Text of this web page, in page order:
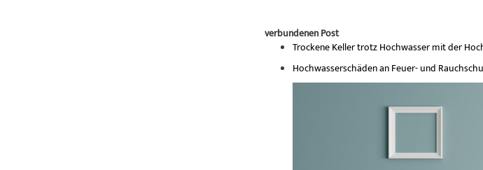
verbundenen Post
Trockene Keller trotz Hochwasser mit der
Hochwasserschäden an Feuer- und